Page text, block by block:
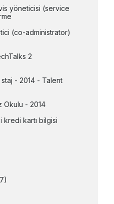
yöneticisi (service
(co-administrator)
2
- 2014 - Talent
Okulu - 2014
kredi kartı bilgisi